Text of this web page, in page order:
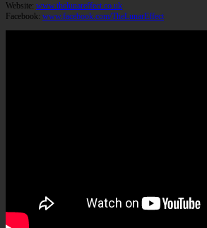
Website: www.thelunareffect.co.uk
Facebook: www.facebook.com/TheLunarEffect